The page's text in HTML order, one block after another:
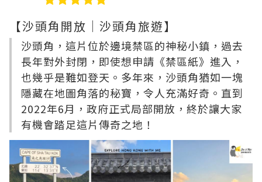
【沙頭角開放｜沙頭角旅遊】
沙頭角，這片位於邊境禁區的神秘小鎮，過去
長年對外封閉，即使想申請《禁區紙》進入，
也幾乎是難如登天。多年來，沙頭角猶如一塊
隱藏在地圖角落的秘寶，令人充滿好奇。直到
2022年6月，政府正式局部開放，終於讓大家
有機會踏足這片傳奇之地！